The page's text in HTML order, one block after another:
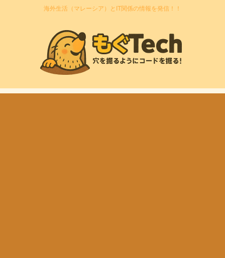
海外生活（マレーシア）とIT関係の情報を発信！！